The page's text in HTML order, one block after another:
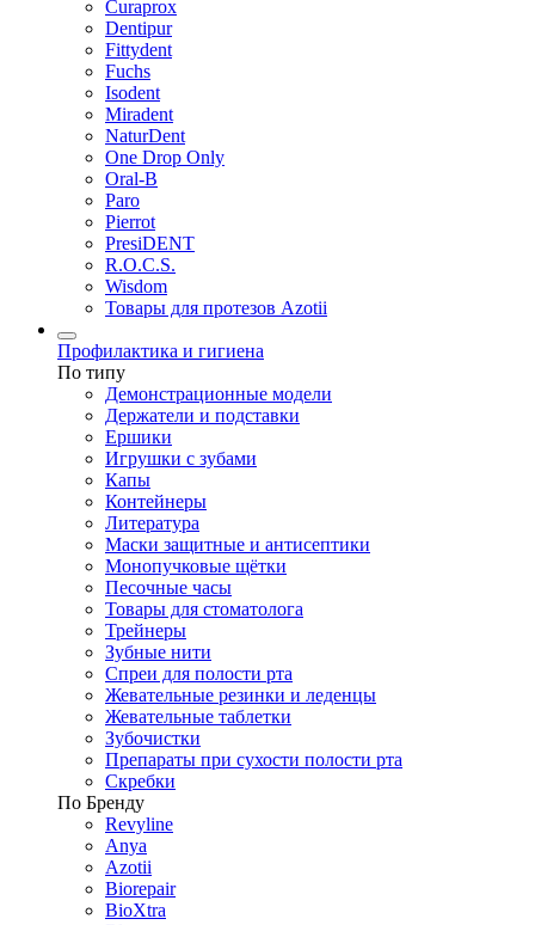
Curaprox
Dentipur
Fittydent
Fuchs
Isodent
Miradent
NaturDent
One Drop Only
Oral-B
Paro
Pierrot
PresiDENT
R.O.C.S.
Wisdom
Товары для протезов Azotii
Профилактика и гигиена
По типу
Демонстрационные модели
Держатели и подставки
Ершики
Игрушки с зубами
Капы
Контейнеры
Литература
Маски защитные и антисептики
Монопучковые щётки
Песочные часы
Товары для стоматолога
Трейнеры
Зубные нити
Спреи для полости рта
Жевательные резинки и леденцы
Жевательные таблетки
Зубочистки
Препараты при сухости полости рта
Скребки
По Бренду
Revyline
Anya
Azotii
Biorepair
BioXtra